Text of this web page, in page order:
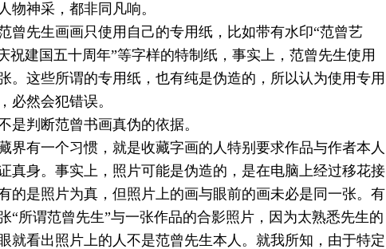
物神采，都非同凡响。
曾先生画画只使用自己的专用纸，比如带有水印“范曾艺
祝建国五十周年”等字样的特制纸，事实上， 范曾先生使用
。这些所谓的专用纸，也有纯是伪造的，所以认为使用专用
必然会犯错误。
是判断范曾书画真伪的依据。
界有一个习惯，就是收藏字画的人特别要求作品与作者本人
真身。事实上，照片可能是伪造的，是在电脑上经过移花接
的是照片为真，但照片上的画与眼前的画未必是同一张。有
“所谓范曾先生”与一张作品的合影照片，因为太熟悉先生的
就看出照片上的人不是范曾先生本人。就我所知，由于特定